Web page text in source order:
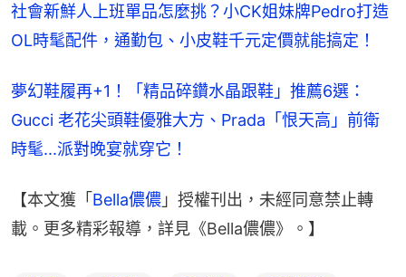
社會新鮮人上班單品怎麼挑？小CK姐妹牌Pedro打造
OL時髦配件，通勤包、小皮鞋千元定價就能搞定！
夢幻鞋履再+1！「精品碎鑽水晶跟鞋」推薦6選：
Gucci 老花尖頭鞋優雅大方、Prada「恨天高」前衛
時髦...派對晚宴就穿它！
【本文獲「Bella儂儂 」授權刊出，未經同意禁止轉
載。更多精彩報導，詳見《Bella儂儂》。】